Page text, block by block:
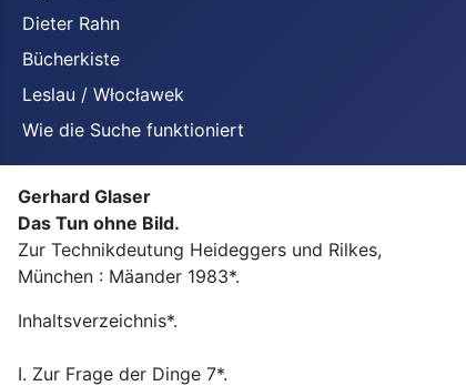
Dieter Rahn
Bücherkiste
Leslau / Włocławek
Wie die Suche funktioniert
Gerhard Glaser
Das Tun ohne Bild.
Zur Technikdeutung Heideggers und Rilkes,
München : Mäander 1983*.
Inhaltsverzeichnis*.
I. Zur Frage der Dinge 7*.